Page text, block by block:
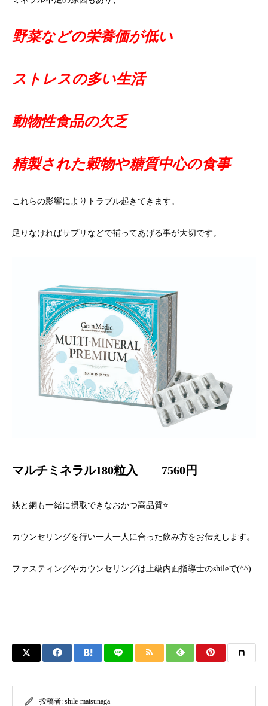
野菜などの栄養価が低い
ストレスの多い生活
動物性食品の欠乏
精製された穀物や糖質中心の食事
これらの影響によりトラブル起きてきます。
足りなければサプリなどで補ってあげる事が大切です。
マルチミネラル180粒入 7560円
鉄と銅も一緒に摂取できなおかつ高品質⭐️
カウンセリングを行い一人一人に合った飲み方をお伝えします。
ファスティングやカウンセリングは上級内面指導士のshileで(^^)
投稿者: shile-matsunaga